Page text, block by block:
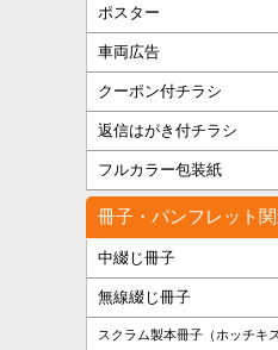
ポスター
車両広告
クーポン付チラシ
返信はがき付チラシ
フルカラー包装紙
冊子・パンフレット
中綴じ冊子
無線綴じ冊子
スクラム製本冊子（ホッチキ